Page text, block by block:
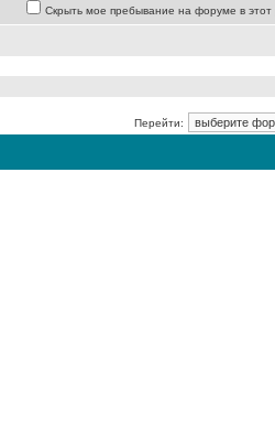
Скрыть мое пребывание на форуме в этот
Перейти: